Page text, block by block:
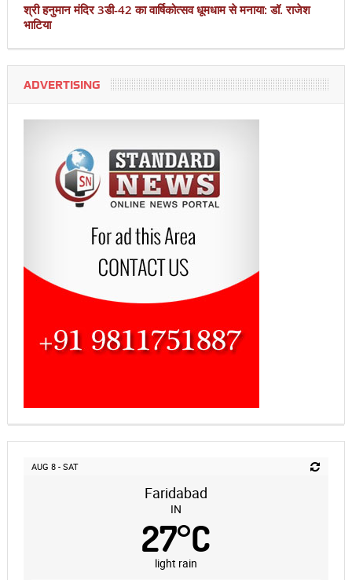
श्री हनुमान मंदिर 3डी-42 का वार्षिकोत्सव धूमधाम से मनाया: डॉ. राजेश
भाटिया
ADVERTISING
AUG 8 - SAT
Faridabad
IN
27°C
light rain